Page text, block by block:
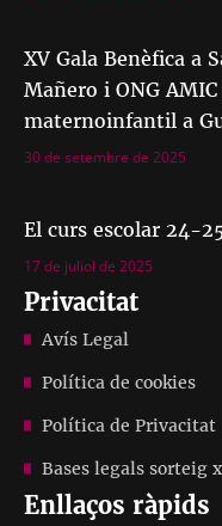
XV Gala Benèfica a
Mañero i ONG
maternoinfantil a
30 de setembre de 2025
El curs escolar 24-
17 de juliol de 2025
Privacitat
Avís Legal
Política de cookies
Política de Privacitat
Bases legals sorteig
Enllaços ràpids